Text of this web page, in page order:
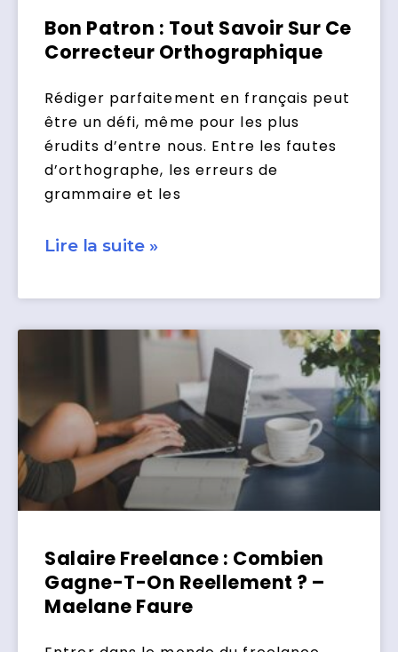
Bon Patron : Tout Savoir Sur Ce
Correcteur Orthographique
Rédiger parfaitement en français peut
être un défi, même pour les plus
érudits d’entre nous. Entre les fautes
d’orthographe, les erreurs de
grammaire et les
Lire la suite »
Salaire Freelance : Combien
Gagne-T-On Reellement ? –
Maelane Faure